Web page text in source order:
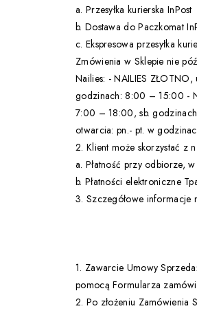
a. Przesyłka kurierska InPost
b. Dostawa do Paczkomat
c. Ekspresowa przesyłka
Zmówienia w Sklepie nie
Nailies: - NAILIES
godzinach: 8:00 – 15:00 -
7:00 – 18:00, sb.
otwarcia: pn.- pt. w
2. Klient może skorzystać z
a. Płatność przy odbiorze,
b. Płatności elektroniczne
3. Szczegółowe informacje
1. Zawarcie Umowy
pomocą Formularza
2. Po złożeniu Zamówienia